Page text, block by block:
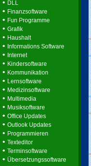
• DLL
• Finanzsoftware
• Fun Programme
• Grafik
• Haushalt
• Informations Software
• Internet
• Kindersoftware
• Kommunikation
• Lernsoftware
• Medizinsoftware
• Multimedia
• Musiksoftware
• Office Updates
• Outlook Updates
• Programmieren
• Texteditor
• Terminsoftware
• Übersetzungssoftware